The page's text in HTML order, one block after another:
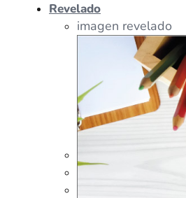
Tazas
Revelado
imagen revelado